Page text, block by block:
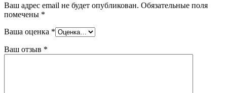
Ваш адрес email не будет опубликован. Обязательные поля
помечены *
Ваша оценка *
Ваш отзыв *